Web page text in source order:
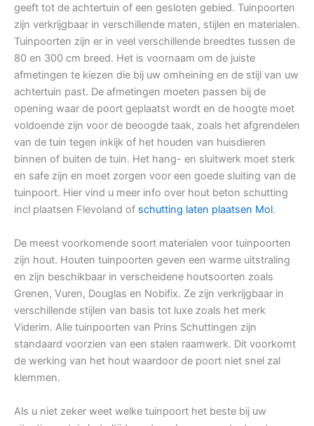
geeft tot de achtertuin of een gesloten gebied. Tuinpoorten
zijn verkrijgbaar in verschillende maten, stijlen en materialen.
Tuinpoorten zijn er in veel verschillende breedtes tussen de
80 en 300 cm breed. Het is voornaam om de juiste
afmetingen te kiezen die bij uw omheining en de stijl van uw
achtertuin past. De afmetingen moeten passen bij de
opening waar de poort geplaatst wordt en de hoogte moet
voldoende zijn voor de beoogde taak, zoals het afgrendelen
van de tuin tegen inkijk of het houden van huisdieren
binnen of buiten de tuin. Het hang- en sluitwerk moet sterk
en safe zijn en moet zorgen voor een goede sluiting van de
tuinpoort. Hier vind u meer info over hout beton schutting
incl plaatsen Flevoland of schutting laten plaatsen Mol.
De meest voorkomende soort materialen voor tuinpoorten
zijn hout. Houten tuinpoorten geven een warme uitstraling
en zijn beschikbaar in verscheidene houtsoorten zoals
Grenen, Vuren, Douglas en Nobifix. Ze zijn verkrijgbaar in
verschillende stijlen van basis tot luxe zoals het merk
Viderim. Alle tuinpoorten van Prins Schuttingen zijn
standaard voorzien van een stalen raamwerk. Dit voorkomt
de werking van het hout waardoor de poort niet snel zal
klemmen.
Als u niet zeker weet welke tuinpoort het beste bij uw